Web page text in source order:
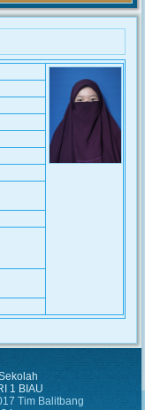
1 BIAU
Tim Balitbang